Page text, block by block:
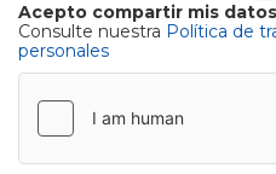
Acepto compartir mis datos
Consulte nuestra Política de
personales